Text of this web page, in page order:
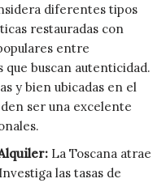
diferentes tipos
restauradas con
entre
buscan autenticidad.
y bien ubicadas en el
ser una excelente
La Toscana atrae
las tasas de